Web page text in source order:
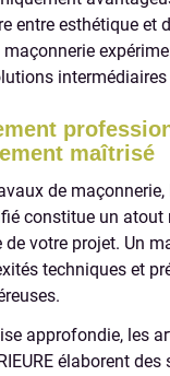
entre esthétique et
maîtrisé
de
constitue un atout
votre projet. Un
techniques et
approfondie, les
élaborent